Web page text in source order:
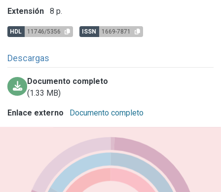
Extensión 8 p.
HDL 11746/5356 ISSN 1669-7871
Descargas
Documento completo
(1.33 MB)
Enlace externo Documento completo